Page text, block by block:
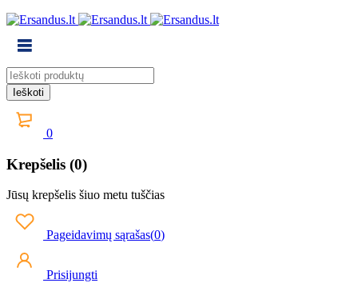
0
Krepšelis (0)
Jūsų krepšelis šiuo metu tuščias
Pageidavimų sąrašas(0)
Prisijungti